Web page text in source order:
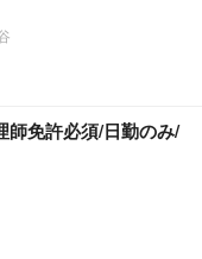
師免許必須/日勤のみ/